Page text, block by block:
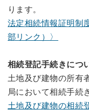
ります。
法定相続情報証明制
部リンク）〉
相続登記手続きにつ
土地及び建物の所有
局において相続手続
土地及び建物の相続